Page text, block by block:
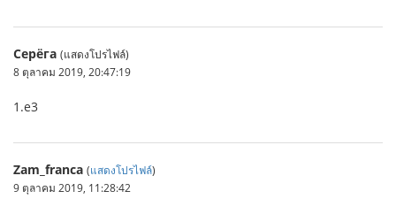
Серёга (แสดงโปรไฟล์)
8 ตุลาคม 2019, 20:47:19
1.e3
Zam_franca (แสดงโปรไฟล์)
9 ตุลาคม 2019, 11:28:42